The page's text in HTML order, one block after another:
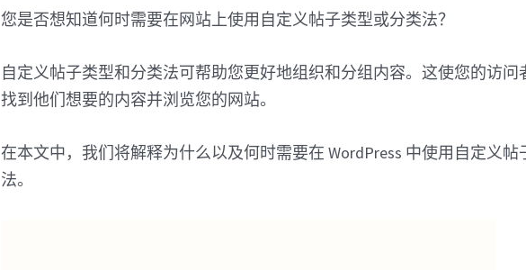
您是否想知道何时需要在网站上使用自定义帖子类型或分类法？
自定义帖子类型和分类法可帮助您更好地组织和分组内容。这使您的访问
找到他们想要的内容并浏览您的网站。
在本文中，我们将解释为什么以及何时需要在 WordPress 中使用自定义帖
法。